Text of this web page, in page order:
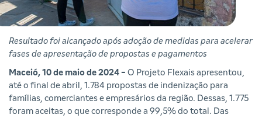
Resultado foi alcançado após adoção de medidas para acelerar
fases de apresentação de propostas e pagamentos
Maceió, 10 de maio de 2024 - O Projeto Flexais apresentou,
até o final de abril, 1.784 propostas de indenização para
famílias, comerciantes e empresários da região. Dessas, 1.775
foram aceitas, o que corresponde a 99,5% do total. Das